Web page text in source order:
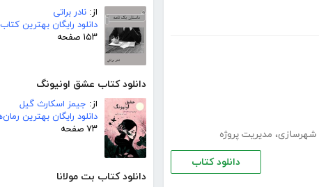
از: نادر براتی
دانلود رایگان بهترین
۱۵۳ صفحه
دانلود کتاب عشق اونیونگ
از: جیمز اسکارث گیل
دانلود رایگان بهترین
۷۳ صفحه
دانلود کتاب بت مولانا
شهرسازی، مدیریت پروژه
دانلود کتاب